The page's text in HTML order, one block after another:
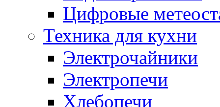
Цифровые
Техника для кухни
Электрочайники
Электропечи
Хлебопечи